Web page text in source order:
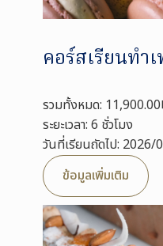
คอร์สเรียนทำ
รวมทั้งหมด:
ระยะเวลา: 6 ชั่วโมง
วันที่เรียนถัดไป: 2026/
ข้อมูลเพิ่มเติม